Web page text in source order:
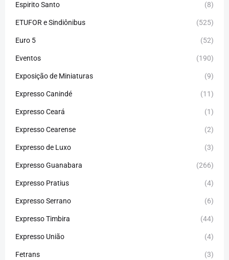
Espirito Santo (8)
ETUFOR e Sindiônibus (525)
Euro 5 (52)
Eventos (190)
Exposição de Miniaturas (9)
Expresso Canindé (11)
Expresso Ceará (1)
Expresso Cearense (2)
Expresso de Luxo (3)
Expresso Guanabara (266)
Expresso Pratius (4)
Expresso Serrano (6)
Expresso Timbira (44)
Expresso União (4)
Fetrans (3)